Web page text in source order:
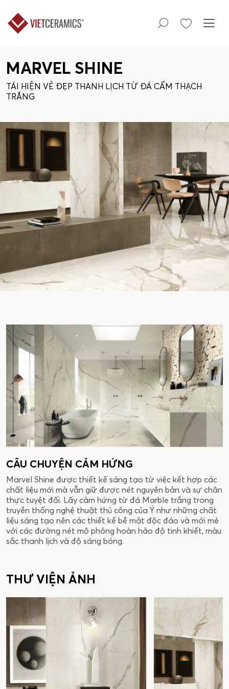
MARVEL SHINE
TÁI HIỆN VẺ ĐẸP THANH LỊCH TỪ ĐÁ CẨM THẠCH
TRẮNG
CÂU CHUYỆN CẢM HỨNG
Marvel Shine được thiết kế sáng tạo từ việc kết hợp các
chất liệu mới mà vẫn giữ được nét nguyên bản và sự chân
thực tuyệt đối. Lấy cảm hứng từ đá Marble trắng trong
truyền thống nghệ thuật thủ công của Ý như những chất
liệu sáng tạo nên các thiết kế bề mặt độc đáo và mới mẻ
với các đường nét mô phỏng hoàn hảo độ tinh khiết, màu
sắc thanh lịch và độ sáng bóng.
THƯ VIỆN ẢNH